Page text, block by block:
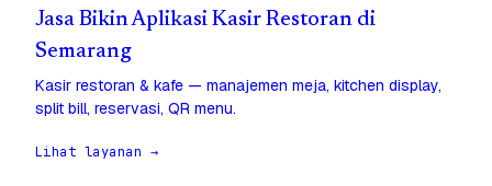
Jasa Bikin Aplikasi Kasir Restoran di
Semarang
Kasir restoran & kafe — manajemen meja, kitchen display,
split bill, reservasi, QR menu.
Lihat layanan →